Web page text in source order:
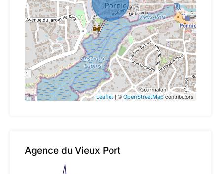
Leaflet | © OpenStreetMapcontributors
Agence du Vieux Port